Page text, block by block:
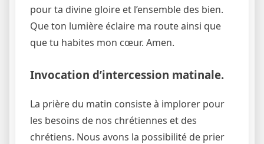
pour ta divine gloire et l’ensemble des bien.
Que ton lumière éclaire ma route ainsi que
que tu habites mon cœur. Amen.
Invocation d’intercession matinale.
La prière du matin consiste à implorer pour
les besoins de nos chrétiennes et des
chrétiens. Nous avons la possibilité de prier